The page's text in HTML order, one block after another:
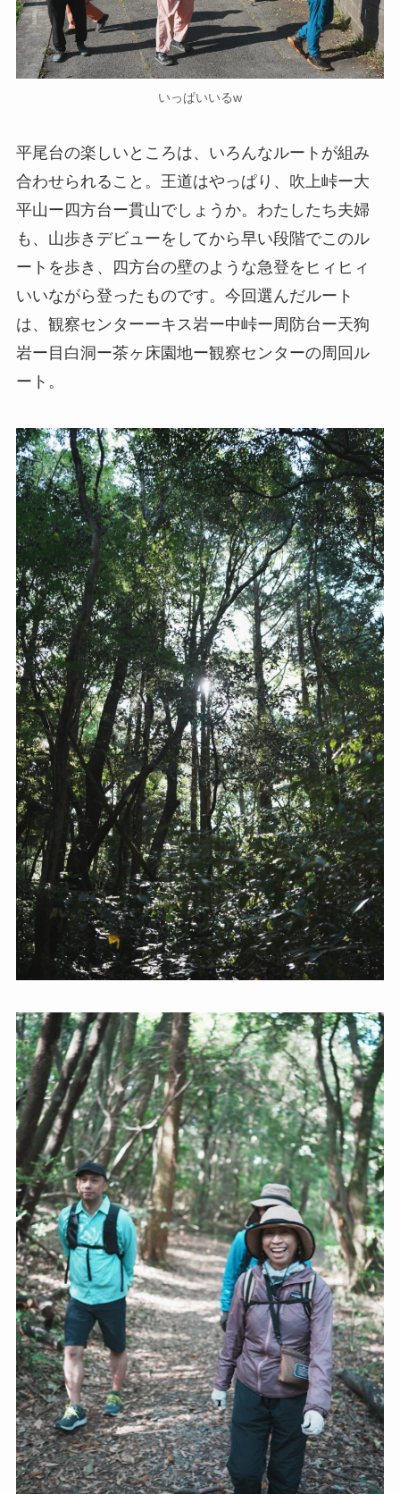
いっぱいいるw
平尾台の楽しいところは、いろんなルートが組み
合わせられること。王道はやっぱり、吹上峠ー大
平山ー四方台ー貫山でしょうか。わたしたち夫婦
も、山歩きデビューをしてから早い段階でこのル
ートを歩き、四方台の壁のような急登をヒィヒィ
いいながら登ったものです。今回選んだルート
は、観察センターーキス岩ー中峠ー周防台ー天狗
岩ー目白洞ー茶ヶ床園地ー観察センターの周回ル
ート。